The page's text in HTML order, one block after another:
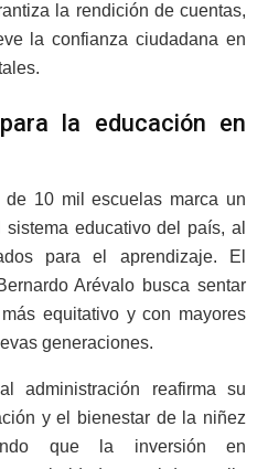
la rendición de cuentas,
la confianza ciudadana en
la educación en
de 10 mil escuelas marca un
educativo del país, al
para el aprendizaje. El
Arévalo busca sentar
equitativo y con mayores
generaciones.
administración reafirma su
y el bienestar de la niñez
que la inversión en